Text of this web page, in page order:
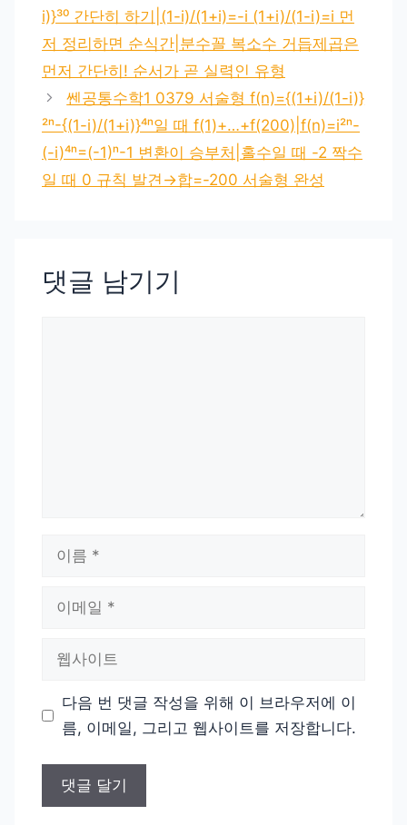
i)}³⁰ 간단히 하기|(1-i)/(1+i)=-i (1+i)/(1-i)=i 먼
저 정리하면 순식간|분수꼴 복소수 거듭제곱은
먼저 간단히! 순서가 곧 실력인 유형
쎈공통수학1 0379 서술형 f(n)={(1+i)/(1-i)}
²ⁿ-{(1-i)/(1+i)}⁴ⁿ일 때 f(1)+…+f(200)|f(n)=i²ⁿ-
(-i)⁴ⁿ=(-1)ⁿ-1 변환이 승부처|홀수일 때 -2 짝수
일 때 0 규칙 발견→합=-200 서술형 완성
댓글 남기기
트
다음 번 댓글 작성을 위해 이 브라우저에 이
름, 이메일, 그리고 웹사이트를 저장합니다.